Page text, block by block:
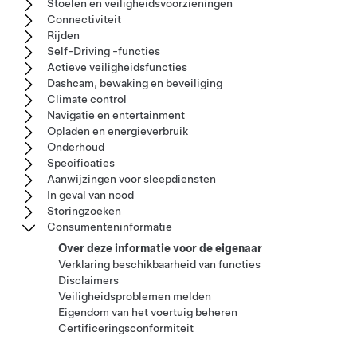
Stoelen en veiligheidsvoorzieningen
Connectiviteit
Rijden
Self-Driving -functies
Actieve veiligheidsfuncties
Dashcam, bewaking en beveiliging
Climate control
Navigatie en entertainment
Opladen en energieverbruik
Onderhoud
Specificaties
Aanwijzingen voor sleepdiensten
In geval van nood
Storingzoeken
Consumenteninformatie
Over deze informatie voor de eigenaar
Verklaring beschikbaarheid van functies
Disclaimers
Veiligheidsproblemen melden
Eigendom van het voertuig beheren
Certificeringsconformiteit